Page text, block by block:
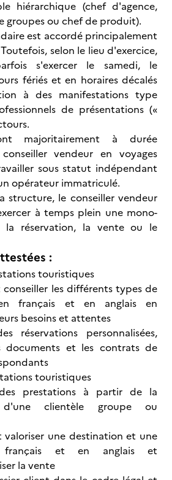
hiérarchique (chef d'agence,
groupes ou chef de produit).
est accordé principalement
selon le lieu d'exercice,
s'exercer le samedi, le
fériés et en horaires décalés
à des manifestations type
de présentations («
majoritairement à durée
vendeur en voyages
sous statut indépendant
opérateur immatriculé.
structure, le conseiller vendeur
à temps plein une mono-
réservation, la vente ou le
:
touristiques
les différents types de
français et en anglais en
besoins et attentes
réservations personnalisées,
documents et les contrats de
touristiques
prestations à partir de la
d'une clientèle groupe ou
valoriser une destination et une
et en anglais et
la vente